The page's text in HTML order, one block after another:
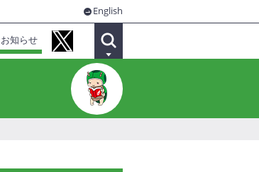
English
お知らせ